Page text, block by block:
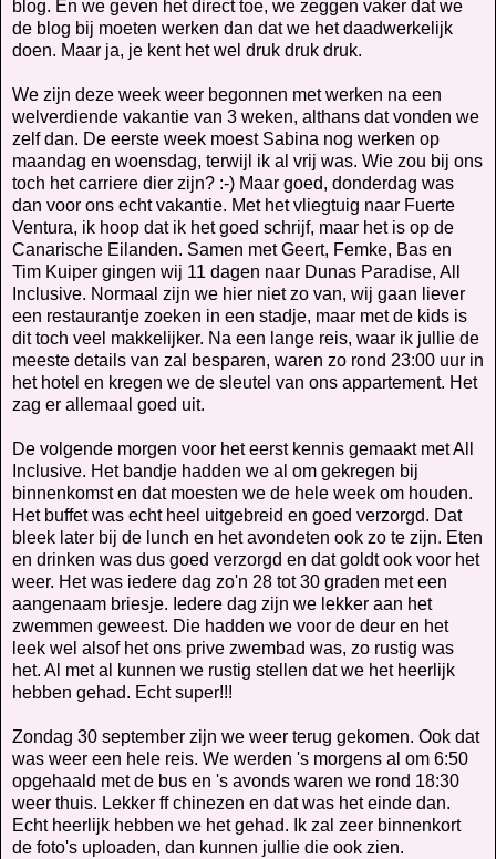
blog. En we geven het direct toe, we zeggen vaker dat we
de blog bij moeten werken dan dat we het daadwerkelijk
doen. Maar ja, je kent het wel druk druk druk.
We zijn deze week weer begonnen met werken na een
welverdiende vakantie van 3 weken, althans dat vonden we
zelf dan. De eerste week moest Sabina nog werken op
maandag en woensdag, terwijl ik al vrij was. Wie zou bij ons
toch het carriere dier zijn? :-) Maar goed, donderdag was
dan voor ons echt vakantie. Met het vliegtuig naar Fuerte
Ventura, ik hoop dat ik het goed schrijf, maar het is op de
Canarische Eilanden. Samen met Geert, Femke, Bas en
Tim Kuiper gingen wij 11 dagen naar Dunas Paradise, All
Inclusive. Normaal zijn we hier niet zo van, wij gaan liever
een restaurantje zoeken in een stadje, maar met de kids is
dit toch veel makkelijker. Na een lange reis, waar ik jullie de
meeste details van zal besparen, waren zo rond 23:00 uur in
het hotel en kregen we de sleutel van ons appartement. Het
zag er allemaal goed uit.
De volgende morgen voor het eerst kennis gemaakt met All
Inclusive. Het bandje hadden we al om gekregen bij
binnenkomst en dat moesten we de hele week om houden.
Het buffet was echt heel uitgebreid en goed verzorgd. Dat
bleek later bij de lunch en het avondeten ook zo te zijn. Eten
en drinken was dus goed verzorgd en dat goldt ook voor het
weer. Het was iedere dag zo'n 28 tot 30 graden met een
aangenaam briesje. Iedere dag zijn we lekker aan het
zwemmen geweest. Die hadden we voor de deur en het
leek wel alsof het ons prive zwembad was, zo rustig was
het. Al met al kunnen we rustig stellen dat we het heerlijk
hebben gehad. Echt super!!!
Zondag 30 september zijn we weer terug gekomen. Ook dat
was weer een hele reis. We werden 's morgens al om 6:50
opgehaald met de bus en 's avonds waren we rond 18:30
weer thuis. Lekker ff chinezen en dat was het einde dan.
Echt heerlijk hebben we het gehad. Ik zal zeer binnenkort
de foto's uploaden, dan kunnen jullie die ook zien.